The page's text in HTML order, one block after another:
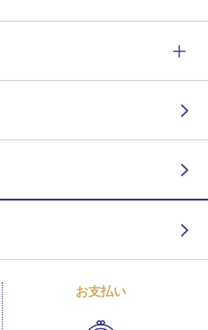
お支払い